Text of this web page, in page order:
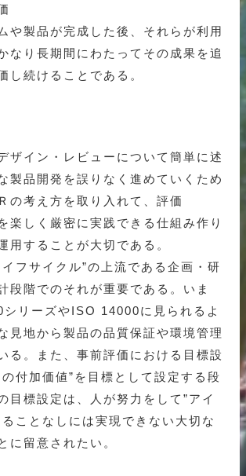
品が完成した後、それらが利用
なり長期間にわたってその成果を追
けることである。
ザイン・レビューについて簡単に述
製品開発を誤りなく進めていくため
の考え方を取り入れて、評価
しく厳密に実践できる仕組み作り
用することが大切である。
フサイクル”の上流である企画・研
段階でのそれが重要である。いま
リーズやISO 14000に見られるよ
見地から製品の品質保証や環境管理
る。また、事前評価における目標設
付加価値”を目標として設定する段
目標設定は、人が努力をして”アイ
ことなしには実現できない大切な
に留意されたい。